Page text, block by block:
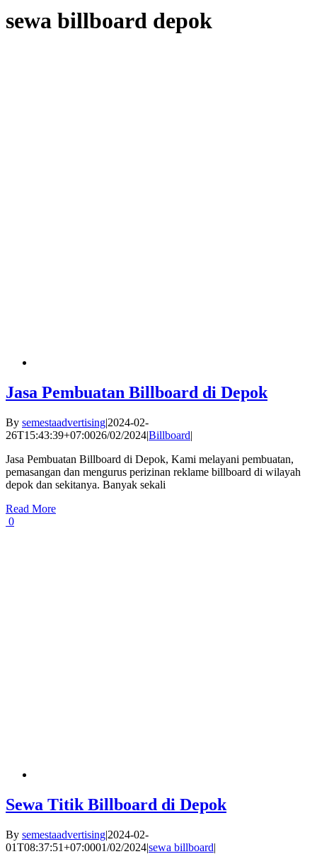
sewa billboard depok
Jasa Pembuatan Billboard di Depok
By semestaadvertising|2024-02-
26T15:43:39+07:0026/02/2024|Billboard|
Jasa Pembuatan Billboard di Depok, Kami melayani pembuatan,
pemasangan dan mengurus perizinan reklame billboard di wilayah
depok dan sekitanya. Banyak sekali
Read More
0
Sewa Titik Billboard di Depok
By semestaadvertising|2024-02-
01T08:37:51+07:0001/02/2024|sewa billboard|